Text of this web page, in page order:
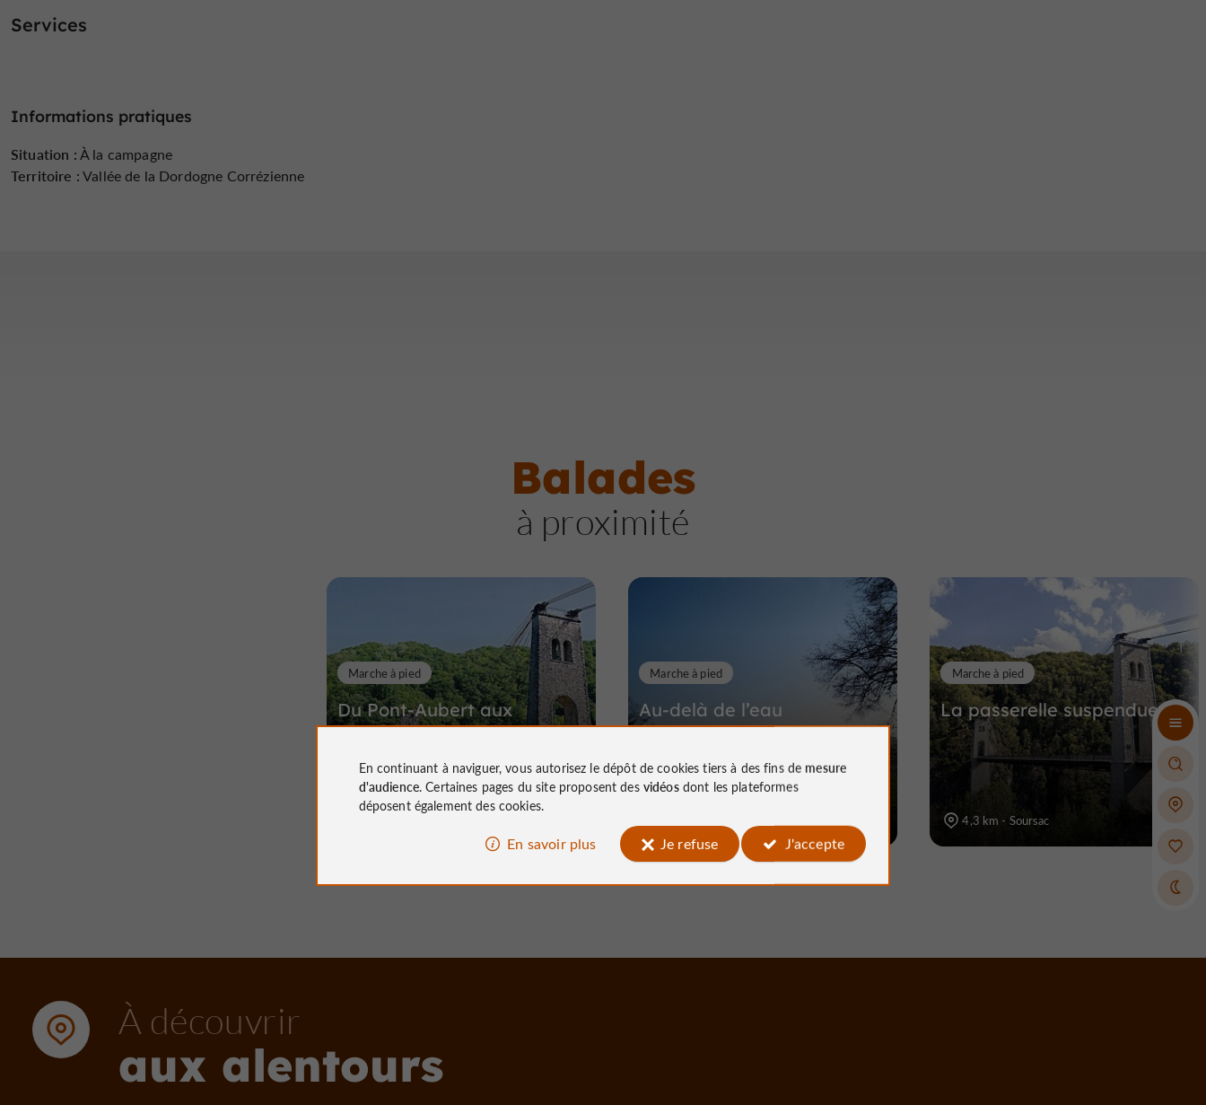
Services
Informations pratiques
Situation :À la campagne
Territoire :Vallée de la Dordogne Corrézienne
Balades
à proximité
Du Pont-Aubert aux
Rochers Noirs
Marche à pied
Au-delà de l’eau
Marche à pied
La passerelle suspendue
Marche à pied
4,3 km - Soursac
À découvrir
aux alentours
En continuant à naviguer, vous autorisez le dépôt de cookies tiers à des fins de mesure
d'audience. Certaines pages du site proposent des vidéosdont les plateformes
déposent également des cookies.
En savoir plus Je refuse J'accepte